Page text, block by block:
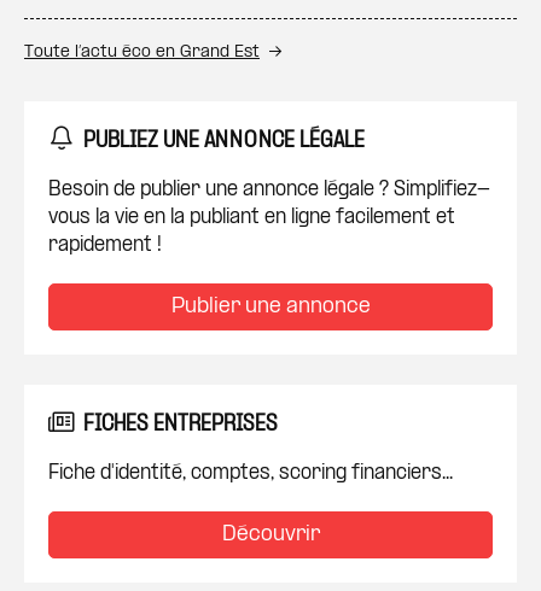
Toute l’actu éco en Grand Est
PUBLIEZ UNE ANNONCE LÉGALE
Besoin de publier une annonce légale ? Simplifiez-
vous la vie en la publiant en ligne facilement et
rapidement !
Publier une annonce
FICHES ENTREPRISES
Fiche d'identité, comptes, scoring financiers...
Découvrir